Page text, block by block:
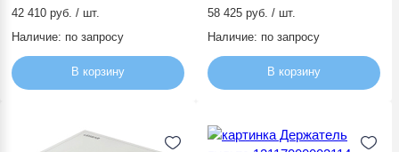
42 410 руб. / шт.
Наличие: по запросу
В корзину
58 425 руб. / шт.
Наличие: по запросу
В корзину